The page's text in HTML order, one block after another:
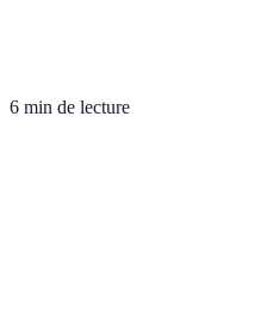
6 min de lecture